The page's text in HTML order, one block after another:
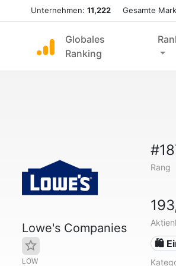
Unternehmen: 11,222 Gesamte
Globales
Ranking
Lowe's Companies
LOW
Rang
🛍️